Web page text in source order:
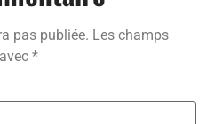
pas publiée. Les champs
*